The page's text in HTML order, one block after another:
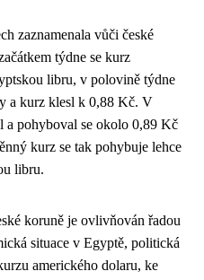
zaznamenala vůči české
týdne se kurz
libru, v polovině týdne
a kurz klesl k 0,88 Kč. V
a pohyboval se okolo 0,89 Kč
kurz se tak pohybuje lehce
libru.
koruně je ovlivňován řadou
situace v Egyptě, politická
amerického dolaru, ke